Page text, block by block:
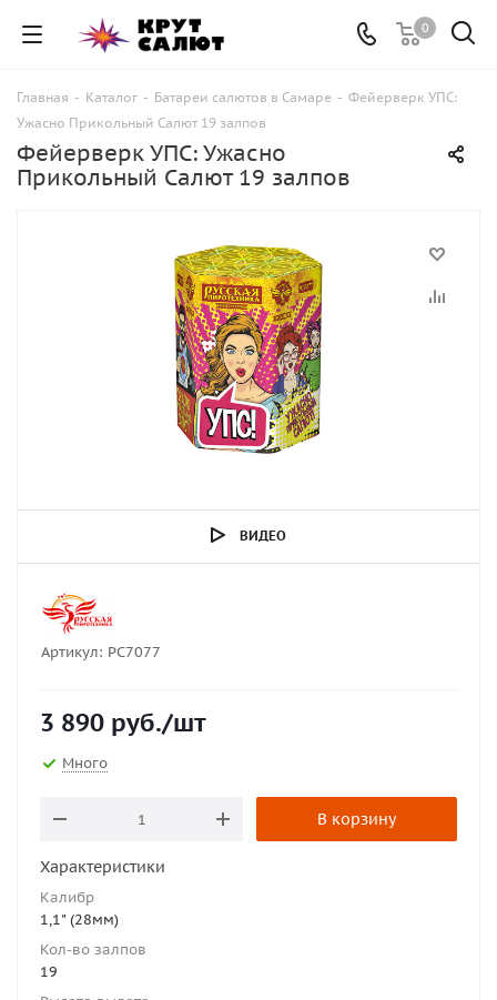
0
Главная - Каталог - Батареи салютов в Самаре - Фейерверк УПС:
Ужасно Прикольный Салют 19 залпов
Фейерверк УПС: Ужасно
Прикольный Салют 19 залпов
ВИДЕО
Артикул: РС7077
3 890 руб./шт
Много
В корзину
Характеристики
Калибр
1,1" (28мм)
Кол-во залпов
19